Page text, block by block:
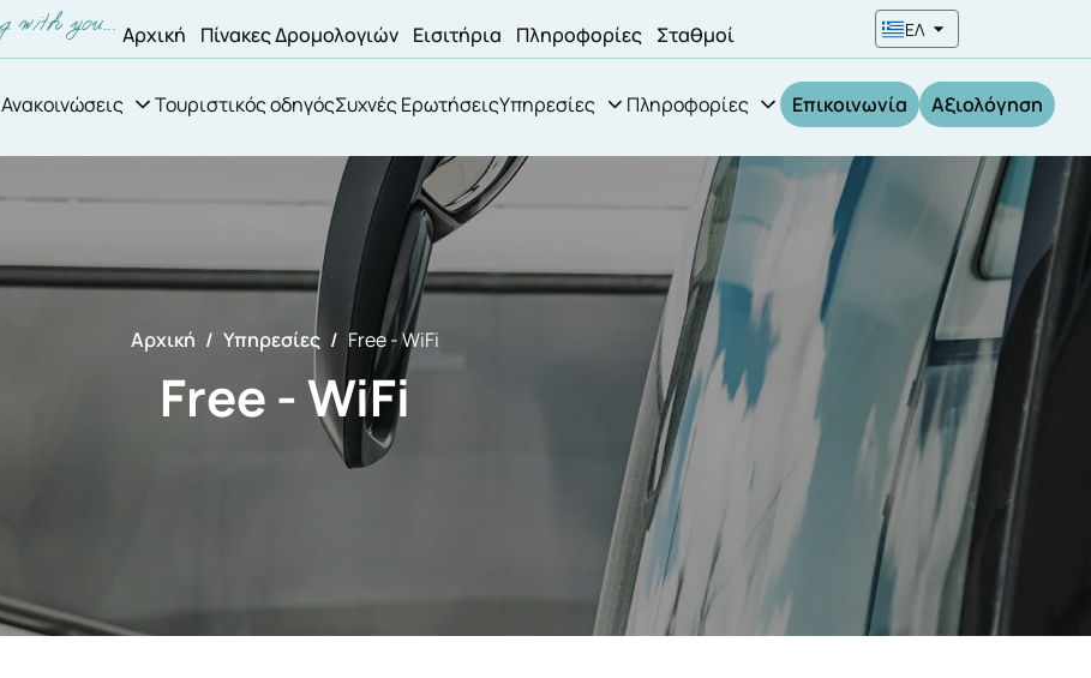
Αρχική Πίνακες Δρομολογιών Εισιτήρια Πληροφορίες Σταθμοί ΕΛ
Ανακοινώσεις Τουριστικός οδηγόςΣυχνές ΕρωτήσειςΥπηρεσίες Πληροφορίες Επικοινωνία Αξιολόγηση
Αρχική Υπηρεσίες Free - WiFi
Free - WiFi